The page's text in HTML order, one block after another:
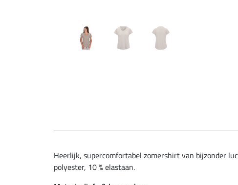
Heerlijk, supercomfortabel zomershirt van bijzonder
polyester, 10 % elastaan.